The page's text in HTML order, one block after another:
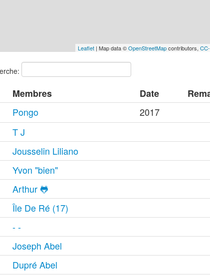
Leaflet| Map data ©OpenStreetMapcontributors,
Membres Date
Pongo
2017
T J
Jousselin Liliano
Yvon "bien"
Arthur 🐸
Île De Ré (17)
- -
Joseph Abel
Dupré Abel